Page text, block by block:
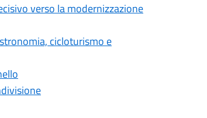
verso la modernizzazione
cicloturismo e